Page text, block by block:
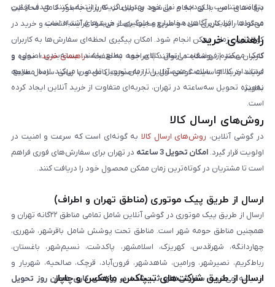
بتوانند متناسب با بودجه و نیاز خود بهترین گزینه را انتخاب کنند. هدف از این
محتواها، افزایش آگاهی مخاطبان و جلوگیری از خریدهای اشتباه است.
درگاه‌های امن بانکی انجام می‌شود و اطلاعات کاربران به‌طور کامل محافظت
می‌گردد. رابط کاربری ساده و سریع سایت باعث می‌شود فرآیند انتخاب و خرید در
کوتاه‌ترین زمان ممکن انجام شود. امکان پیگیری لحظه‌ای سفارش‌ها به کاربران
کمک می‌کند از وضعیت ارسال کالای خود مطلع باشند. بسته‌بندی اصولی و
استاندارد کالاها، سلامت محصول را تا زمان تحویل تضمین می‌کند. ارسال سریع،
به‌ویژه تحویل سه‌ساعته در تهران، تجربه‌ای متفاوت از خرید آنلاین ایجاد کرده
است.
راهنمای خرید
کاربران محترم فروشگاه می‌توانند با مراجعه به صفحه «راهنمای خرید»، نحوه و
فرایند خرید از سایت گوشی آنلاین را به‌صورت کامل و با زبانی ساده مطالعه
نمایند.
روش‌های ارسال کالا
در گوشی آنلاین، روش‌های ارسال کالا به گونه‌ای است که سرعت و امنیت در
اولویت قرار گیرد. امکان تحویل 3 ساعته
در تهران برای سفارش‌های فوری فراهم
است تا مشتریان در کوتاه‌ترین زمان ممکن محصول خود را دریافت کنند.
ارسال از طریق پیک موتوری (مناطق تهران و اطراف)
ارسال از طریق پیک موتوری در گوشی آنلاین شامل تمامی مناطق ۲۲گانه تهران و
همچنین مناطق حومه شهر است. مناطق تحت پوشش شامل باقرشهر، شهرری،
چهاردانگه، شهرقدس، کهریزک، اسلامشهر، پاکدشت، نسیم‌شهر، باغستان،
رباط‌کریم، نصیرشهر، ورامین، شاهدشهر، فرون‌آباد، قرچک، صالحیه، شهریار و
اندیشه می‌شود. سفارش‌های ثبت‌شده در روزهای کاری همان روز تحویل
ارسال از طریق شرکت‌های تیپاکس، ماهکس و چاپار